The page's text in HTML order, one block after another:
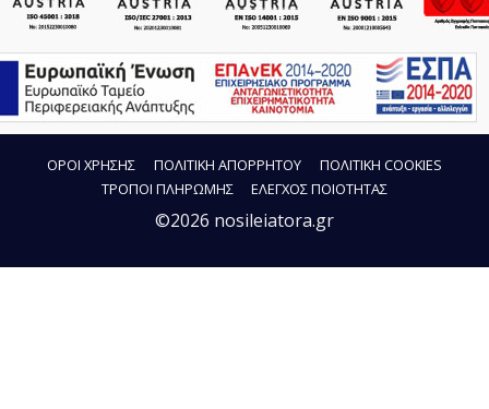
ΟΡΟΙ ΧΡΗΣΗΣ ΠΟΛΙΤΙΚΗ ΑΠΟΡΡΗΤΟΥ
ΠΟΛΙΤΙΚΗ COOKIES
ΤΡΟΠΟΙ ΠΛΗΡΩΜΗΣ
ΕΛΕΓΧΟΣ ΠΟΙΟΤΗΤΑΣ
©2026 nosileiatora.gr